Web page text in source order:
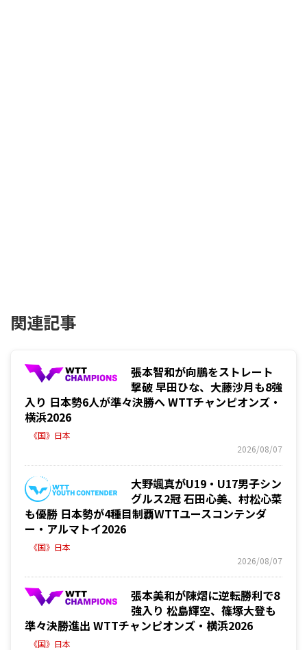
関連記事
張本智和が向鵬をストレート
撃破 早田ひな、大藤沙月も8強
入り 日本勢6人が準々決勝へ WTTチャンピオンズ・
横浜2026
《国》日本
2026/08/07
大野颯真がU19・U17男子シン
グルス2冠 石田心美、村松心菜
も優勝 日本勢が4種目制覇WTTユースコンテンダ
ー・アルマトイ2026
《国》日本
2026/08/07
張本美和が陳熠に逆転勝利で8
強入り 松島輝空、篠塚大登も
準々決勝進出 WTTチャンピオンズ・横浜2026
《国》日本